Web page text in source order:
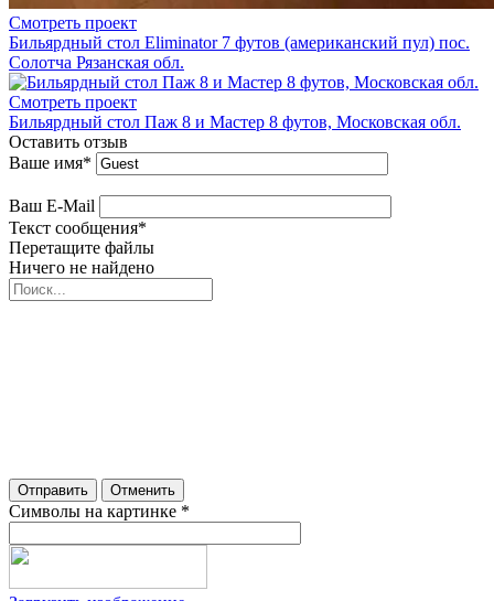
Смотреть проект
Бильярдный стол Eliminator 7 футов (американский пул) пос.
Солотча Рязанская обл.
Смотреть проект
Бильярдный стол Паж 8 и Мастер 8 футов, Московская обл.
Оставить отзыв
Ваше имя*
Ваш E-Mail
Текст сообщения*
Перетащите файлы
Ничего не найдено
Отправить Отменить
Символы на картинке *